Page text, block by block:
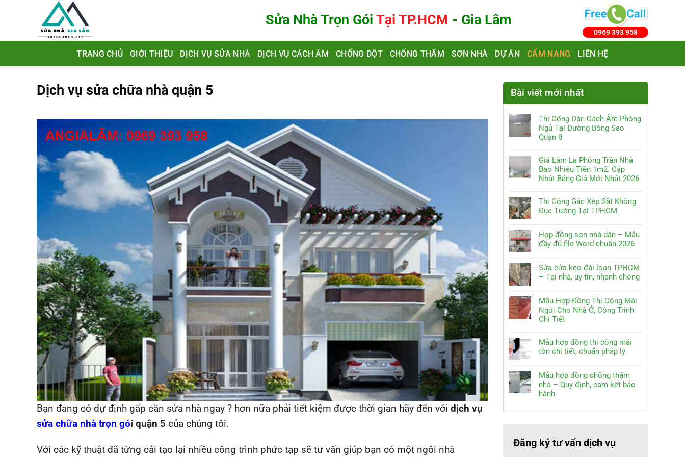
dung
Sửa Nhà Trọn Gói Tại TP.HCM - Gia Lâm
0969 393 958
TRANG CHỦ GIỚI THIỆU DỊCH VỤ SỬA NHÀ DỊCH VỤ CÁCH ÂM CHỐNG DỘT CHỐNG THẤM SƠN NHÀ DỰ ÁN CẨM NANG LIÊN HỆ
Dịch vụ sửa chữa nhà quận 5
Bạn đang có dự định gấp cần sửa nhà ngay ? hơn nữa phải tiết kiệm được thời gian hãy đến với dịch vụ
sửa chữa nhà trọn gói quận 5 của chúng tôi.
Với các kỹ thuật đã từng cải tạo lại nhiều công trình phức tạp sẽ tư vấn giúp bạn có một ngôi nhà
Bài viết mới nhất
Thi Công Dán Cách Âm Phòng
Ngủ Tại Đường Bông Sao
Quận 8
Giá Làm La Phông Trần Nhà
Bao Nhiêu Tiền 1m2. Cập
Nhật Bảng Giá Mới Nhất 2026
Thi Công Gác Xép Sắt Không
Đục Tường Tại TPHCM
Hợp đồng sơn nhà dân – Mẫu
đầy đủ file Word chuẩn 2026
Sửa cửa kéo đài loan TPHCM
– Tại nhà, uy tín, nhanh chóng
Mẫu Hợp Đồng Thi Công Mái
Ngói Cho Nhà Ở, Công Trình
Chi Tiết
Mẫu hợp đồng thi công mái
tôn chi tiết, chuẩn pháp lý
Mẫu hợp đồng chống thấm
nhà – Quy định, cam kết bảo
hành
Đăng ký tư vấn dịch vụ